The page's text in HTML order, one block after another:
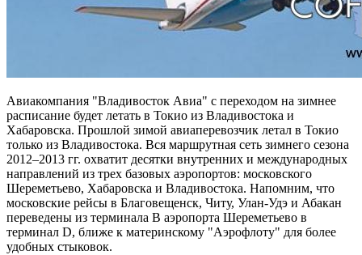
Авиакомпания "Владивосток Авиа" с переходом на зимнее
расписание будет летать в Токио из Владивостока и
Хабаровска. Прошлой зимой авиаперевозчик летал в Токио
только из Владивостока. Вся маршрутная сеть зимнего сезона
2012–2013 гг. охватит десятки внутренних и международных
направлений из трех базовых аэропортов: московского
Шереметьево, Хабаровска и Владивостока. Напомним, что
московские рейсы в Благовещенск, Читу, Улан-Удэ и Абакан
переведены из терминала В аэропорта Шереметьево в
терминал D, ближе к материнскому "Аэрофлоту" для более
удобных стыковок.